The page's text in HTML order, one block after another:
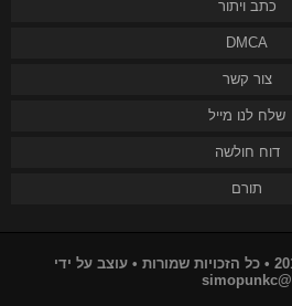
כתב ויתור
DMCA
צור קשר
שלח לנו מייל
דוח חולשה
תורם
זכויות יוצרים © 2017-2026 • כל הזכויות שמורות • עוצב על ידי
@simopunkc